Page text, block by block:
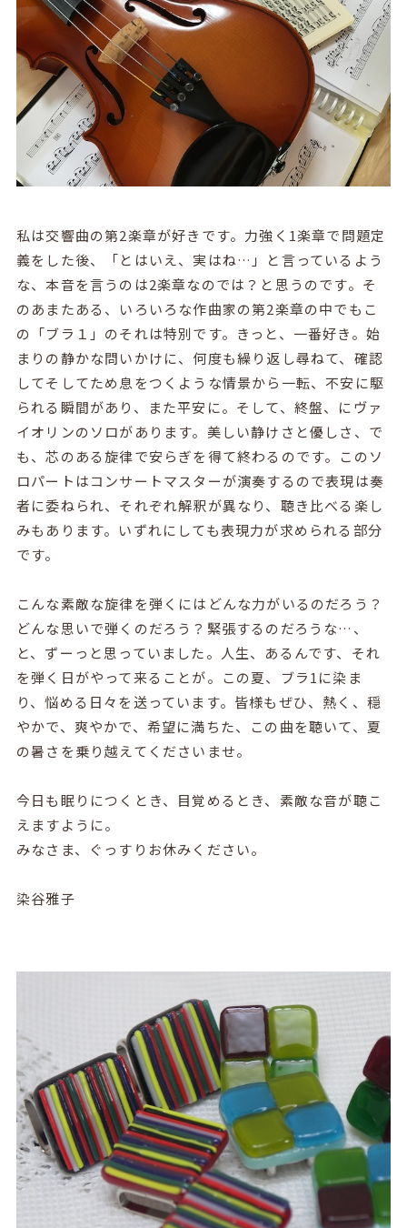
私は交響曲の第2楽章が好きです。力強く 1楽章で問題定
義をした後、「とはいえ、実はね…」と言っているよう
な、本音を言うのは2楽章なのでは？と思うのです。そ
のあまたある、いろいろな作曲家の第2楽章の中でもこ
の「ブラ１」のそれは特別です。きっと、一番好き。始
まりの静かな問いかけに、何度も繰り返し尋ねて、確認
してそしてため息をつくような情景から一転、不安に駆
られる瞬間があり、また平安に。そして、終盤、にヴァ
イオリンのソロがあります。美しい静けさと優しさ、で
も、芯のある旋律で安らぎを得て終わるのです。このソ
ロパートはコンサートマスターが演奏するので表現は奏
者に委ねられ、それぞれ解釈が異なり、聴き比べる楽し
みもあります。いずれにしても表現力が求められる部分
です。
こんな素敵な旋律を弾くにはどんな力がいるのだろう？
どんな思いで弾くのだろう？緊張するのだろうな…、
と、ずーっと思っていました。人生、あるんです、それ
を弾く日がやって来ることが。この夏、ブラ1 に染ま
り、悩める日々を送っています。皆様もぜひ、熱く、穏
やかで、爽やかで、希望に満ちた、この曲を聴いて、夏
の暑さを乗り越えてくださいませ。
今日も眠りにつくとき、目覚めるとき、素敵な音が聴こ
えますように。
みなさま、ぐっすりお休みください。
染谷雅子